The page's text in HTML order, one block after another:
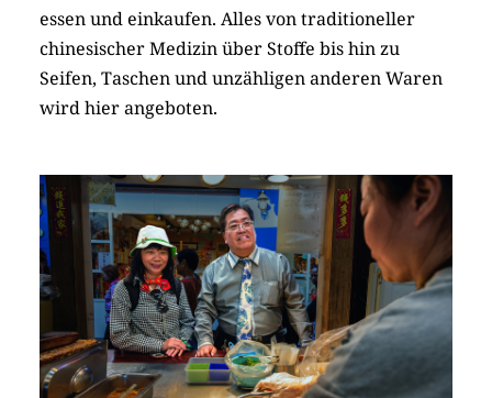
essen und einkaufen. Alles von traditioneller
chinesischer Medizin über Stoffe bis hin zu
Seifen, Taschen und unzähligen anderen Waren
wird hier angeboten.